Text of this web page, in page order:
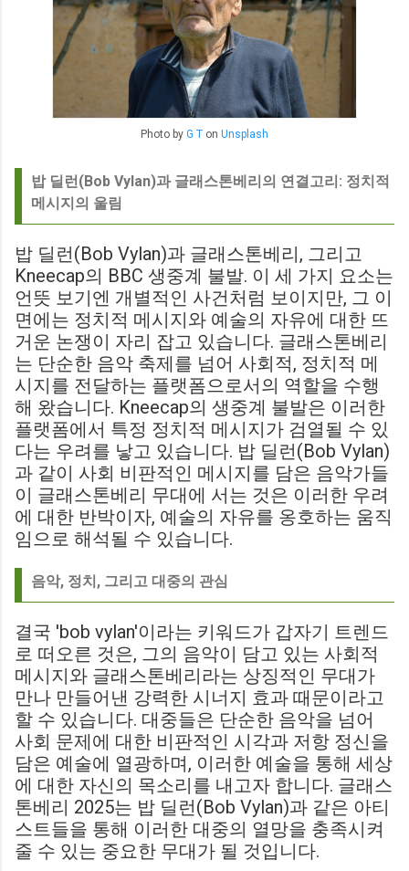
Photo by G T on Unsplash
밥 딜런(Bob Vylan)과 글래스톤베리의 연결고리: 정치적
메시지의 울림
밥 딜런(Bob Vylan)과 글래스톤베리, 그리고
Kneecap의 BBC 생중계 불발. 이 세 가지 요소는
언뜻 보기엔 개별적인 사건처럼 보이지만, 그 이
면에는 정치적 메시지와 예술의 자유에 대한 뜨
거운 논쟁이 자리 잡고 있습니다. 글래스톤베리
는 단순한 음악 축제를 넘어 사회적, 정치적 메
시지를 전달하는 플랫폼으로서의 역할을 수행
해 왔습니다. Kneecap의 생중계 불발은 이러한
플랫폼에서 특정 정치적 메시지가 검열될 수 있
다는 우려를 낳고 있습니다. 밥 딜런(Bob Vylan)
과 같이 사회 비판적인 메시지를 담은 음악가들
이 글래스톤베리 무대에 서는 것은 이러한 우려
에 대한 반박이자, 예술의 자유를 옹호하는 움직
임으로 해석될 수 있습니다.
음악, 정치, 그리고 대중의 관심
결국 'bob vylan'이라는 키워드가 갑자기 트렌드
로 떠오른 것은, 그의 음악이 담고 있는 사회적
메시지와 글래스톤베리라는 상징적인 무대가
만나 만들어낸 강력한 시너지 효과 때문이라고
할 수 있습니다. 대중들은 단순한 음악을 넘어
사회 문제에 대한 비판적인 시각과 저항 정신을
담은 예술에 열광하며, 이러한 예술을 통해 세상
에 대한 자신의 목소리를 내고자 합니다. 글래스
톤베리 2025는 밥 딜런(Bob Vylan)과 같은 아티
스트들을 통해 이러한 대중의 열망을 충족시켜
줄 수 있는 중요한 무대가 될 것입니다.